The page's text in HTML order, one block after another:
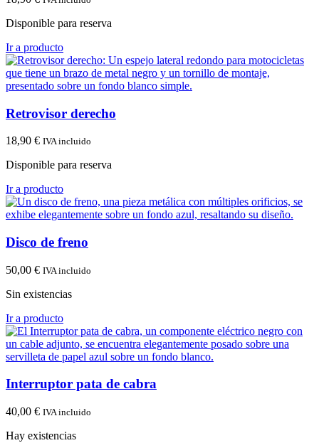
Disponible para reserva
Ir a producto
Retrovisor derecho
18,90 € IVA incluido
Disponible para reserva
Ir a producto
Disco de freno
50,00 € IVA incluido
Sin existencias
Ir a producto
Interruptor pata de cabra
40,00 € IVA incluido
Hay existencias